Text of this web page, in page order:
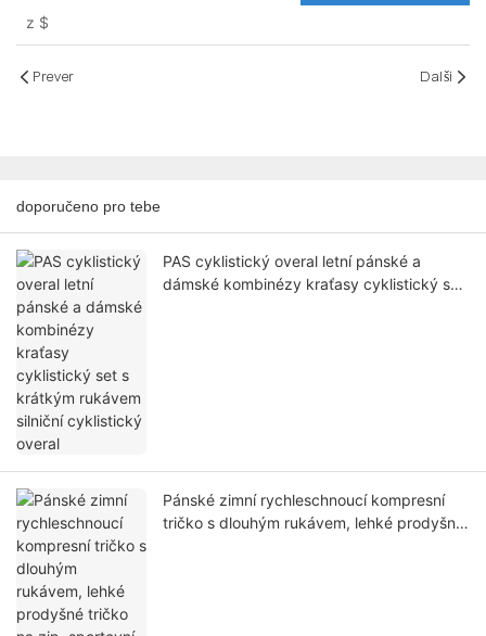
z $
Prever Další
doporučeno pro tebe
PAS cyklistický overal letní pánské a
dámské kombinézy kraťasy cyklistický set
Pánské zimní rychleschnoucí kompresní
tričko s dlouhým rukávem, lehké prodyšné